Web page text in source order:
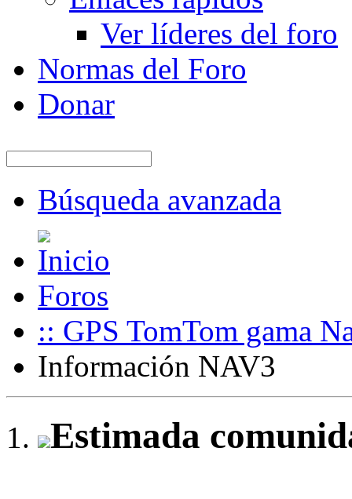
Ver líderes del foro
Normas del Foro
Donar
Búsqueda avanzada
Foros
:: GPS TomTom gama
Información NAV3
Estimada